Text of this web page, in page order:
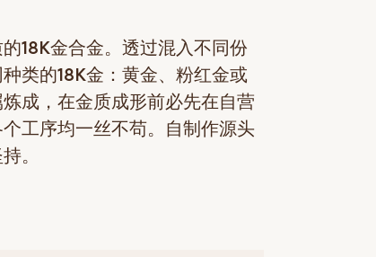
18K金合金。透过混入不同份
类的18K金：黄金、粉红金或
成，在金质成形前必先在自营
工序均一丝不苟。自制作源头
。